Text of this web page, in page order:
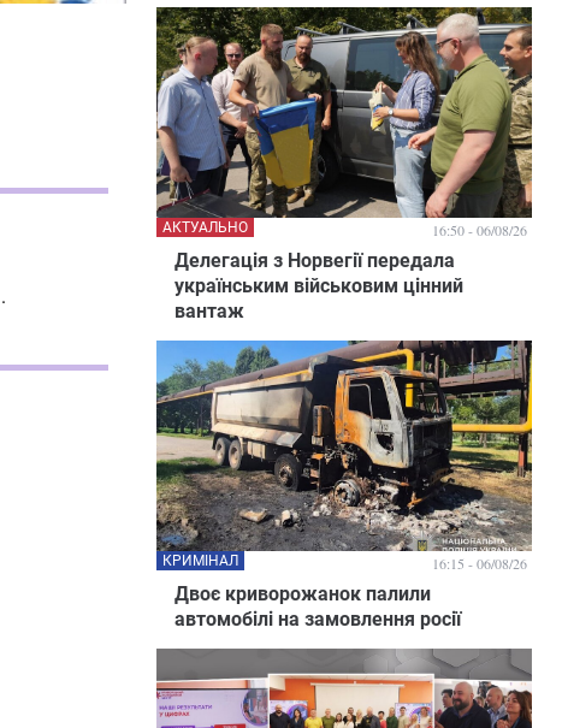
.
Делегація з Норвегії передала
українським військовим цінний
вантаж
АКТУАЛЬНО 16:50 - 06/08/26
Двоє криворожанок палили
автомобілі на замовлення росії
КРИМІНАЛ 16:15 - 06/08/26